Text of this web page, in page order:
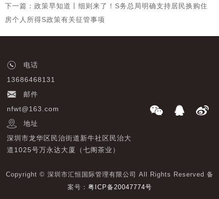
下一篇：政策早知道丨细则来了！S务总局明确支持居民换购住
房个人所得S政策有关征管事项
电话
13686468131
邮件
nfwt@163.com
地址
深圳市龙华区民治街道新牛社区民治大
道1025号万永达大厦（七阁茶业）
Copyright © 深圳市汇恒国际管理有限公司 All Rights Reserved 备
案号： 粤ICP备20047774号